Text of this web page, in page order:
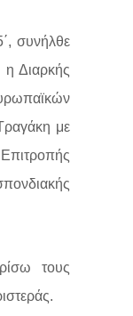
συνήλθε
Διαρκής
με
τους